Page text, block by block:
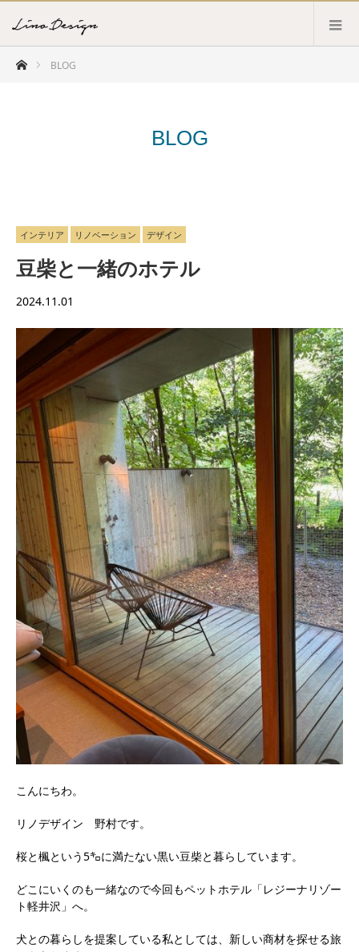
ホームBLOG
BLOG
インテリア リノベーション デザイン
豆柴と一緒のホテル
2024.11.01
こんにちわ。
リノデザイン 野村です。
桜と楓という5㌔に満たない黒い豆柴と暮らしています。
どこにいくのも一緒なので今回もペットホテル「レジーナリゾー
ト軽井沢」へ。
犬との暮らしを提案している私としては、新しい商材を探せる旅